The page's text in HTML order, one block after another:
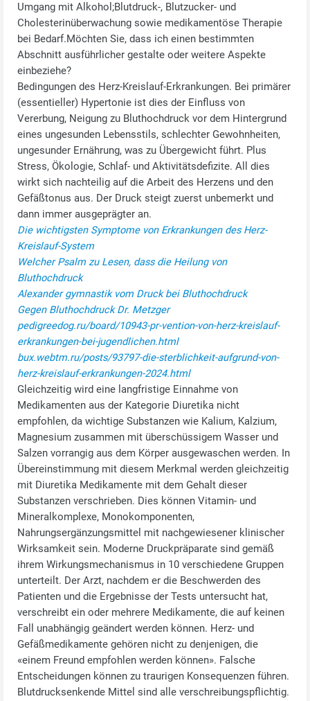
Umgang mit Alkohol;Blutdruck-, Blutzucker- und
Cholesterinüberwachung sowie medikamentöse Therapie
bei Bedarf.Möchten Sie, dass ich einen bestimmten
Abschnitt ausführlicher gestalte oder weitere Aspekte
einbeziehe?
Bedingungen des Herz-Kreislauf-Erkrankungen. Bei primärer
(essentieller) Hypertonie ist dies der Einfluss von
Vererbung, Neigung zu Bluthochdruck vor dem Hintergrund
eines ungesunden Lebensstils, schlechter Gewohnheiten,
ungesunder Ernährung, was zu Übergewicht führt. Plus
Stress, Ökologie, Schlaf- und Aktivitätsdefizite. All dies
wirkt sich nachteilig auf die Arbeit des Herzens und den
Gefäßtonus aus. Der Druck steigt zuerst unbemerkt und
dann immer ausgeprägter an.
Die wichtigsten Symptome von Erkrankungen des Herz-
Kreislauf-System
Welcher Psalm zu Lesen, dass die Heilung von
Bluthochdruck
Alexander gymnastik vom Druck bei Bluthochdruck
Gegen Bluthochdruck Dr. Metzger
pedigreedog.ru/board/10943-pr-vention-von-herz-kreislauf-
erkrankungen-bei-jugendlichen.html
bux.webtm.ru/posts/93797-die-sterblichkeit-aufgrund-von-
herz-kreislauf-erkrankungen-2024.html
Gleichzeitig wird eine langfristige Einnahme von
Medikamenten aus der Kategorie Diuretika nicht
empfohlen, da wichtige Substanzen wie Kalium, Kalzium,
Magnesium zusammen mit überschüssigem Wasser und
Salzen vorrangig aus dem Körper ausgewaschen werden. In
Übereinstimmung mit diesem Merkmal werden gleichzeitig
mit Diuretika Medikamente mit dem Gehalt dieser
Substanzen verschrieben. Dies können Vitamin- und
Mineralkomplexe, Monokomponenten,
Nahrungsergänzungsmittel mit nachgewiesener klinischer
Wirksamkeit sein. Moderne Druckpräparate sind gemäß
ihrem Wirkungsmechanismus in 10 verschiedene Gruppen
unterteilt. Der Arzt, nachdem er die Beschwerden des
Patienten und die Ergebnisse der Tests untersucht hat,
verschreibt ein oder mehrere Medikamente, die auf keinen
Fall unabhängig geändert werden können. Herz- und
Gefäßmedikamente gehören nicht zu denjenigen, die
«einem Freund empfohlen werden können». Falsche
Entscheidungen können zu traurigen Konsequenzen führen.
Blutdrucksenkende Mittel sind alle verschreibungspflichtig.